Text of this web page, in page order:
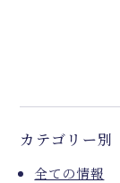
カテゴリー別
全ての情報